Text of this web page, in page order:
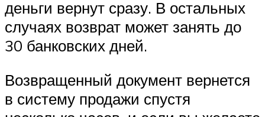
деньги вернут сразу. В остальных
случаях возврат может занять до
30 банковских дней.
Возвращенный документ вернется
в систему продажи спустя